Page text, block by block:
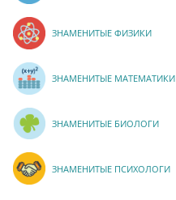
ЗНАМЕНИТЫЕ ФИЗИКИ
ЗНАМЕНИТЫЕ МАТЕМАТИКИ
ЗНАМЕНИТЫЕ БИОЛОГИ
ЗНАМЕНИТЫЕ ПСИХОЛОГИ